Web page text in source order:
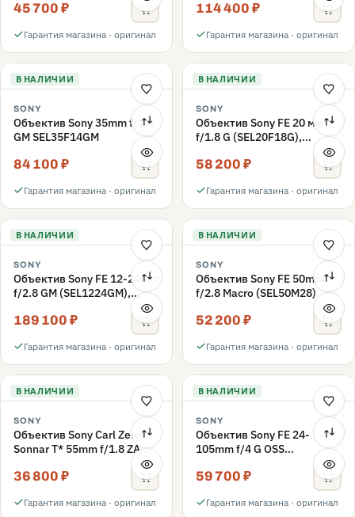
45 700 ₽
Гарантия магазина · оригинал
114 400 ₽
Гарантия магазина · оригинал
В НАЛИЧИИ
SONY
Объектив Sony 35mm f/1.4
GM SEL35F14GM
84 100 ₽
Гарантия магазина · оригинал
В НАЛИЧИИ
SONY
Объектив Sony FE 20 мм
f/1.8 G (SEL20F18G),
58 200 ₽
Гарантия магазина · оригинал
В НАЛИЧИИ
SONY
Объектив Sony FE 12-24mm
f/2.8 GM (SEL1224GM),
189 100 ₽
Гарантия магазина · оригинал
В НАЛИЧИИ
SONY
Объектив Sony FE 50mm
f/2.8 Macro (SEL50M28)
52 200 ₽
Гарантия магазина · оригинал
В НАЛИЧИИ
SONY
Объектив Sony Carl Zeiss
Sonnar T* 55mm f/1.8 ZA
36 800 ₽
Гарантия магазина · оригинал
В НАЛИЧИИ
SONY
Объектив Sony FE 24-
105mm f/4 G OSS
59 700 ₽
Гарантия магазина · оригинал